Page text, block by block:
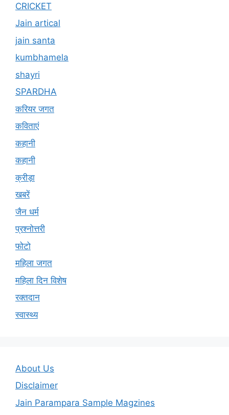
CRICKET
Jain artical
jain santa
kumbhamela
shayri
SPARDHA
करियर जगत
कविताएं
कहानी
कहानी
क्रीड़ा
खबरें
जैन धर्म
प्रश्नोत्तरी
फोटो
महिला जगत
महिला दिन विशेष
रक्तदान
स्वास्थ्य
About Us
Disclaimer
Jain Parampara Sample Magzines